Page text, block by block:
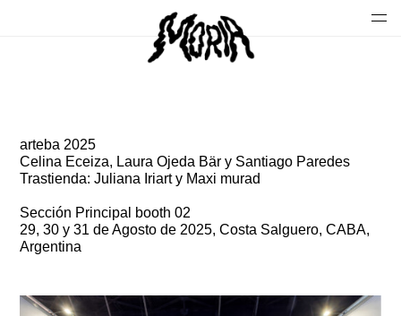
arteba 2025
Celina Eceiza, Laura Ojeda Bär y Santiago Paredes
Trastienda: Juliana Iriart y Maxi murad
Sección Principal booth 02
29, 30 y 31 de Agosto de 2025, Costa Salguero, CABA,
Argentina